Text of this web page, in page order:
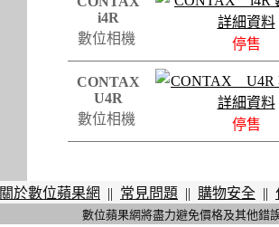
i4R
數位相機
停售
CONTAX
U4R
數位相機
停售
關於數位蘋果網 || 常見問題 || 購物安全 ||
數位蘋果網將盡力避免價格及其他錯